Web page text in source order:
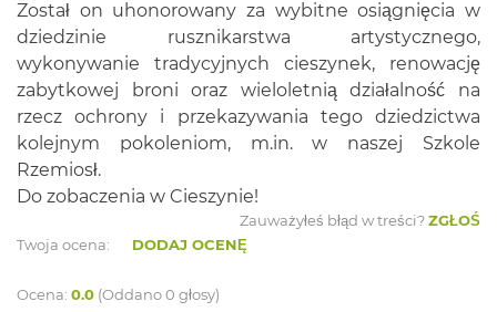
Został on uhonorowany za wybitne osiągnięcia w
dziedzinie rusznikarstwa artystycznego,
wykonywanie tradycyjnych cieszynek, renowację
zabytkowej broni oraz wieloletnią działalność na
rzecz ochrony i przekazywania tego dziedzictwa
kolejnym pokoleniom, m.in. w naszej Szkole
Rzemiosł.
Do zobaczenia w Cieszynie!
Zauważyłeś błąd w treści?ZGŁOŚ
Twoja ocena:
DODAJ OCENĘ
Ocena: 0.0 (Oddano 0 głosy)